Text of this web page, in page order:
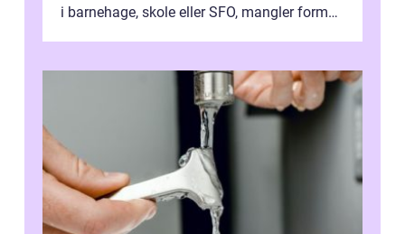
i barnehage, skole eller SFO, mangler formell